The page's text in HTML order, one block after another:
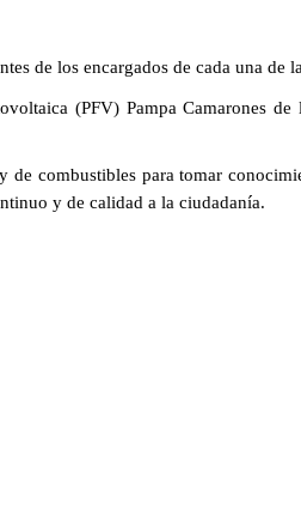
de los encargados de cada una de
(PFV) Pampa Camarones
de combustibles para tomar
y de calidad a la ciudadanía.